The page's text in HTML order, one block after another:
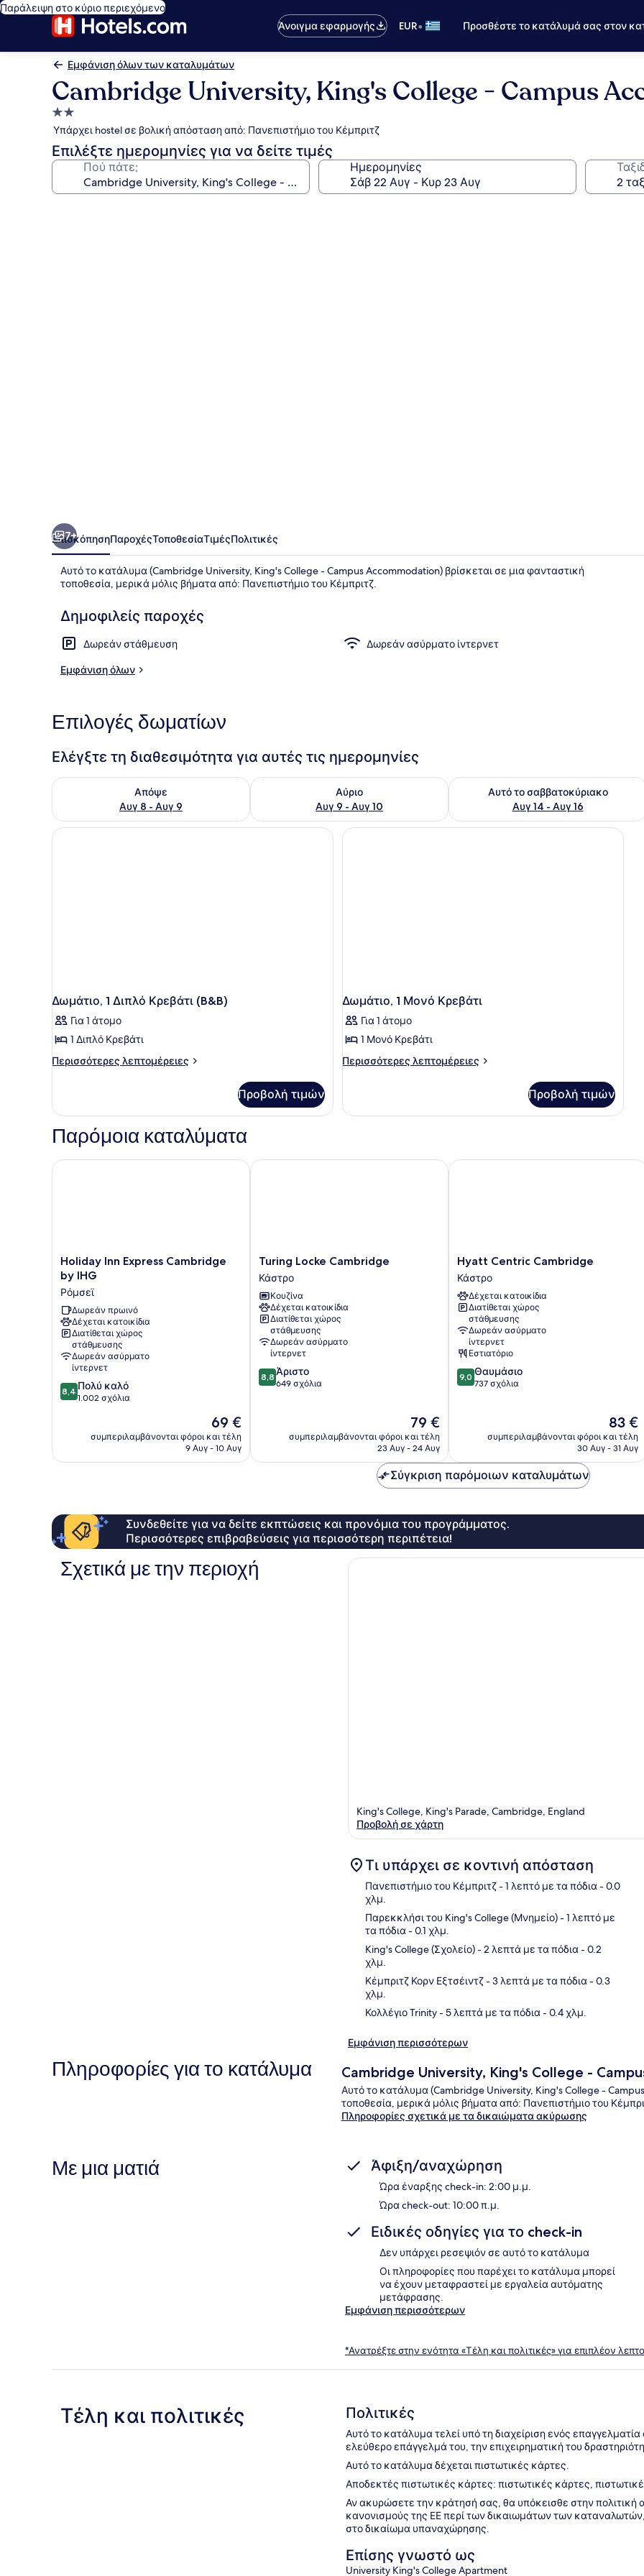
Παράλειψη στο κύριο περιεχόμενο
Άνοιγμα εφαρμογής
EUR• Προσθέστε το κατάλυμά σας στον
Εμφάνιση όλων των καταλυμάτων
Cambridge University, King's College - Campus
Κατάλυμα
με
2.0
αστέρια
Υπάρχει hostel σε βολική απόσταση από: Πανεπιστήμιο του Κέμπριτζ
Επιλέξτε ημερομηνίες για να δείτε τιμές
Πού πάτε; Ημερομηνίες
7+
ΕπισκόπησηΠαροχέςΤοποθεσίαΤιμέςΠολιτικές
Αυτό το κατάλυμα (Cambridge University, King's College - Campus Accommodation) βρίσκεται σε μια φανταστική
τοποθεσία, μερικά μόλις βήματα από: Πανεπιστήμιο του Κέμπριτζ.
Δημοφιλείς παροχές
Δωρεάν στάθμευση
Δωρεάν ασύρματο ίντερνετ
Εμφάνιση όλων
Επιλογές δωματίων
Ελέγξτε τη διαθεσιμότητα για αυτές τις ημερομηνίες
Απόψε
Αυγ 8 - Αυγ 9
Έλεγχος διαθεσιμότητας για απόψε Αυγ 8 - Αυγ 9
Αύριο
Αυγ 9 - Αυγ 10
Έλεγχος διαθεσιμότητας για αύριο Αυγ 9 - Αυγ 10
Αυτό το σαββατοκύριακο
Αυγ 14 - Αυγ 16
Έλεγχος διαθεσιμότητας για αυτό
Δωμάτιο, 1 Διπλό Κρεβάτι (B&B)
Για 1 άτομο
1 Διπλό Κρεβάτι
Περισσότερες λεπτομέρειες
Περισσότερες
1
Κρεβάτι
Προβολή τιμών
Δωμάτιο, 1 Μονό Κρεβάτι
Για 1 άτομο
1 Μονό Κρεβάτι
Περισσότερες λεπτομέρειες
Περισσότερες
1
Προβολή τιμών
Παρόμοια καταλύματα
Holiday
Inn
Express
Cambridge
by
IHG
Ρόμσεϊ
Holiday Inn Express Cambridge
by IHG
Ρόμσεϊ
Δωρεάν πρωινό
Δέχεται κατοικίδια
Διατίθεται χώρος
στάθμευσης
Δωρεάν ασύρματο
ίντερνετ
8.4
στα
σχόλια
8,4 Πολύ καλό
1.002 σχόλια
Η
τιμή
είναι
69 €
συμπεριλαμβάνονται φόροι και τέλη
9 Αυγ - 10 Αυγ
Holiday Inn Express Cambridge by IHG
Turing
Locke
Cambridge
Κάστρο
Turing Locke Cambridge
Κάστρο
Κουζίνα
Δέχεται κατοικίδια
Διατίθεται χώρος
στάθμευσης
Δωρεάν ασύρματο
ίντερνετ
8.8
στα
σχόλια
8,8 Άριστο
649 σχόλια
Η
τιμή
είναι
79 €
συμπεριλαμβάνονται φόροι και τέλη
23 Αυγ - 24 Αυγ
Turing Locke Cambridge
Hyatt
Centric
Cambridge
Κάστρο
Hyatt Centric Cambridge
Κάστρο
Δέχεται κατοικίδια
Διατίθεται χώρος
στάθμευσης
Δωρεάν ασύρματο
ίντερνετ
Εστιατόριο
9.0
στα
σχόλια
9,0 Θαυμάσιο
737 σχόλια
Η
τιμή
είναι
83 €
συμπεριλαμβάνονται φόροι και τέλη
30 Αυγ - 31 Αυγ
Hyatt Centric Cambridge
Σύγκριση παρόμοιων καταλυμάτων
Συνδεθείτε για να δείτε εκπτώσεις και προνόμια του προγράμματος.
Περισσότερες επιβραβεύσεις για περισσότερη περιπέτεια!
Σχετικά με την περιοχή
King's College, King's Parade, Cambridge, England
Προβολή σε χάρτη
Τι υπάρχει σε κοντινή απόσταση
Πανεπιστήμιο του Κέμπριτζ- 1 λεπτό με τα πόδια- 0.0
χλμ.
Παρεκκλήσι του King's College (Μνημείο)- 1 λεπτό με
τα πόδια- 0.1 χλμ.
King's College (Σχολείο)- 2 λεπτά με τα πόδια- 0.2
χλμ.
Κέμπριτζ Κορν Εξτσέιντζ- 3 λεπτά με τα πόδια- 0.3
χλμ.
Κολλέγιο Trinity- 5 λεπτά με τα πόδια- 0.4 χλμ.
Εμφάνιση περισσότερων
Πληροφορίες για το κατάλυμα Cambridge University, King's College -
Αυτό το κατάλυμα (Cambridge University, King's College -
τοποθεσία, μερικά μόλις βήματα από: Πανεπιστήμιο του
Πληροφορίες σχετικά με τα δικαιώματα ακύρωσης
Με μια ματιά Άφιξη/αναχώρηση
Ώρα έναρξης check-in: 2:00 μ.μ.
Ώρα check-out: 10:00 π.μ.
Ειδικές οδηγίες για το check-in
Δεν υπάρχει ρεσεψιόν σε αυτό το κατάλυμα
Οι πληροφορίες που παρέχει το κατάλυμα μπορεί
να έχουν μεταφραστεί με εργαλεία αυτόματης
μετάφρασης.
Εμφάνιση περισσότερων
*Ανατρέξτε στην ενότητα «Τέλη και πολιτικές» για επιπλέον
Τέλη και πολιτικές Πολιτικές
Αυτό το κατάλυμα τελεί υπό τη διαχείριση ενός
ελεύθερο επάγγελμά του, την επιχειρηματική του
Αυτό το κατάλυμα δέχεται πιστωτικές κάρτες.
Αποδεκτές πιστωτικές κάρτες: πιστωτικές κάρτες,
Αν ακυρώσετε την κράτησή σας, θα υπόκεισθε στην
κανονισμούς της ΕΕ περί των δικαιωμάτων των
στο δικαίωμα υπαναχώρησης.
Επίσης γνωστό ως
University King's College Apartment